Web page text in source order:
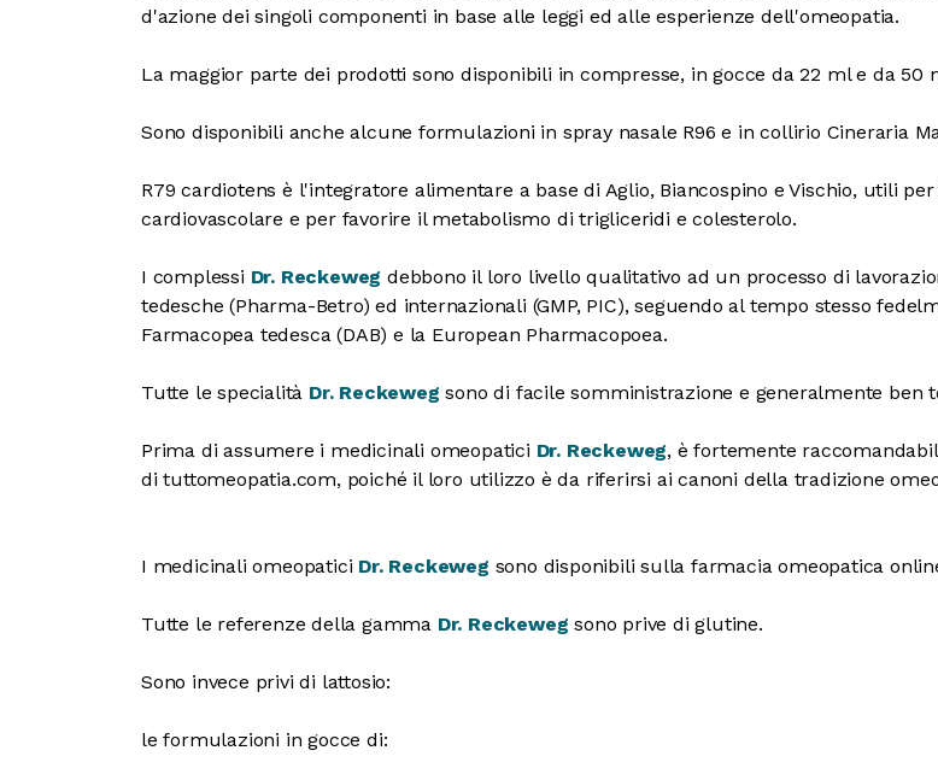
d'azione dei singoli componenti in base alle leggi ed alle esperienze dell'omeopatia.
La maggior parte dei prodotti sono disponibili in compresse, in gocce da 22 ml e da 50
Sono disponibili anche alcune formulazioni in spray nasale R96 e in collirio Cineraria
R79 cardiotens è l'integratore alimentare a base di Aglio, Biancospino e Vischio, utili
cardiovascolare e per favorire il metabolismo di trigliceridi e colesterolo.
I complessi Dr. Reckeweg debbono il loro livello qualitativo ad un processo di
tedesche (Pharma-Betro) ed internazionali (GMP, PIC), seguendo al tempo stesso
Farmacopea tedesca (DAB) e la European Pharmacopoea.
Tutte le specialità Dr. Reckeweg sono di facile somministrazione e generalmente ben
Prima di assumere i medicinali omeopatici Dr. Reckeweg, è fortemente
di tuttomeopatia.com, poiché il loro utilizzo è da riferirsi ai canoni della tradizione
I medicinali omeopatici Dr. Reckeweg sono disponibili sulla farmacia omeopatica
Tutte le referenze della gamma Dr. Reckeweg sono prive di glutine.
Sono invece privi di lattosio:
le formulazioni in gocce di: